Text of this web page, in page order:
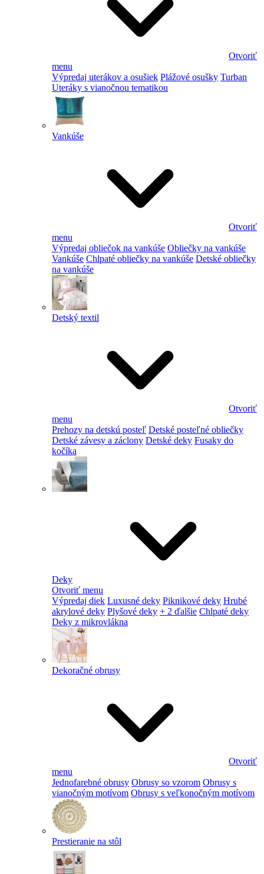
Otvoriť
menu
Výpredaj uterákov a osušiek Plážové osušky Turban
Uteráky s vianočnou tematikou
Vankúše
Otvoriť
menu
Výpredaj obliečok na vankúše Obliečky na vankúše
Vankúše Chlpaté obliečky na vankúše Detské obliečky
na vankúše
Detský textil
Otvoriť
menu
Prehozy na detskú posteľ Detské posteľné obliečky
Detské závesy a záclony Detské deky Fusaky do
kočíka
Deky
Otvoriť menu
Výpredaj diek Luxusné deky Piknikové deky Hrubé
akrylové deky Plyšové deky + 2 ďalšie Chlpaté deky
Deky z mikrovlákna
Dekoračné obrusy
Otvoriť
menu
Jednofarebné obrusy Obrusy so vzorom Obrusy s
vianočným motívom Obrusy s veľkonočným motívom
Prestieranie na stôl